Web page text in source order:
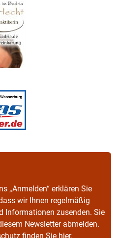
„Anmelden“ erklären Sie
wir Ihnen regelmäßig
Informationen zusenden. Sie
Newsletter abmelden.
finden Sie hier.